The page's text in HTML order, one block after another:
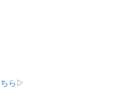
ちら▷